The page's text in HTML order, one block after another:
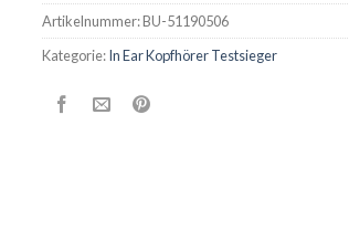
Artikelnummer:BU-51190506
Kategorie:In Ear Kopfhörer Testsieger